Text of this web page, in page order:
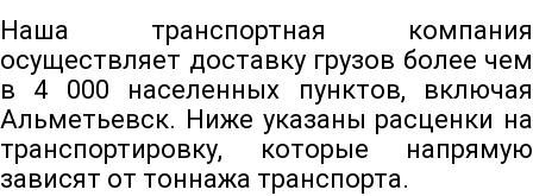
Наша транспортная компания
осуществляет доставку грузов более чем
в 4 000 населенных пунктов, включая
Альметьевск. Ниже указаны расценки на
транспортировку, которые напрямую
зависят от тоннажа транспорта.